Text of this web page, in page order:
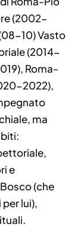
(2002-
10) Vasto
(2014-
Roma-
2022),
ma
e
(che
lui),